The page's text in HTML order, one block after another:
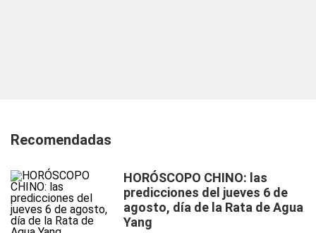
Recomendadas
HORÓSCOPO CHINO: las
predicciones del jueves 6 de
agosto, día de la Rata de Agua
Yang